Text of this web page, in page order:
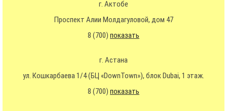
г. Актобе
Проспект Алии Молдагуловой, дом 47
8 (700) показать
г. Астана
ул. Кошкарбаева 1/4 (БЦ «DownTown»), блок Dubai, 1 этаж.
8 (700) показать